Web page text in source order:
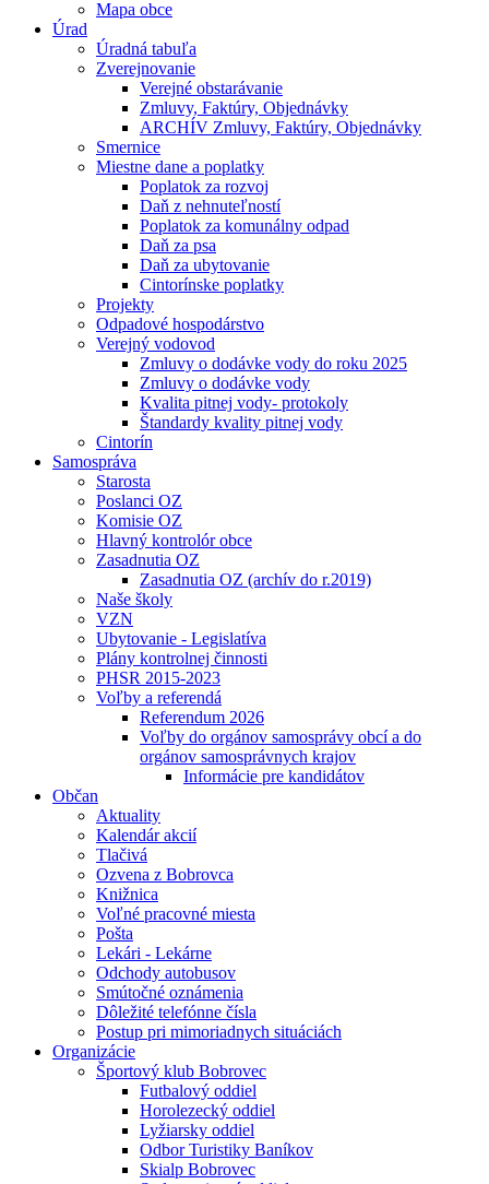
Mapa obce
Úrad
Úradná tabuľa
Zverejnovanie
Verejné obstarávanie
Zmluvy, Faktúry, Objednávky
ARCHÍV Zmluvy, Faktúry, Objednávky
Smernice
Miestne dane a poplatky
Poplatok za rozvoj
Daň z nehnuteľností
Poplatok za komunálny odpad
Daň za psa
Daň za ubytovanie
Cintorínske poplatky
Projekty
Odpadové hospodárstvo
Verejný vodovod
Zmluvy o dodávke vody do roku 2025
Zmluvy o dodávke vody
Kvalita pitnej vody- protokoly
Štandardy kvality pitnej vody
Cintorín
Samospráva
Starosta
Poslanci OZ
Komisie OZ
Hlavný kontrolór obce
Zasadnutia OZ
Zasadnutia OZ (archív do r.2019)
Naše školy
VZN
Ubytovanie - Legislatíva
Plány kontrolnej činnosti
PHSR 2015-2023
Voľby a referendá
Referendum 2026
Voľby do orgánov samosprávy obcí a do
orgánov samosprávnych krajov
Informácie pre kandidátov
Občan
Aktuality
Kalendár akcií
Tlačivá
Ozvena z Bobrovca
Knižnica
Voľné pracovné miesta
Pošta
Lekári - Lekárne
Odchody autobusov
Smútočné oznámenia
Dôležité telefónne čísla
Postup pri mimoriadnych situáciách
Organizácie
Športový klub Bobrovec
Futbalový oddiel
Horolezecký oddiel
Lyžiarsky oddiel
Odbor Turistiky Baníkov
Skialp Bobrovec